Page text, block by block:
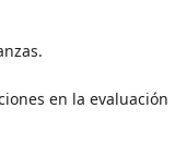
en la evaluación